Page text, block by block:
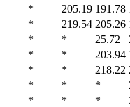
* 205.19 191.78
* 219.54 205.26
* * 25.72
* * 203.94
* * 218.22
* * *
* * *